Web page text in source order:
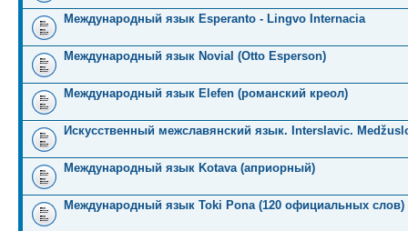
Международный язык Esperanto - Lingvo Internacia
Международный язык Novial (Otto Esperson)
Международный язык Elefen (романский креол)
Искусственный межславянский язык. Interslavic.
Международный язык Kotava (априорный)
Международный язык Toki Pona (120 официальных слов)